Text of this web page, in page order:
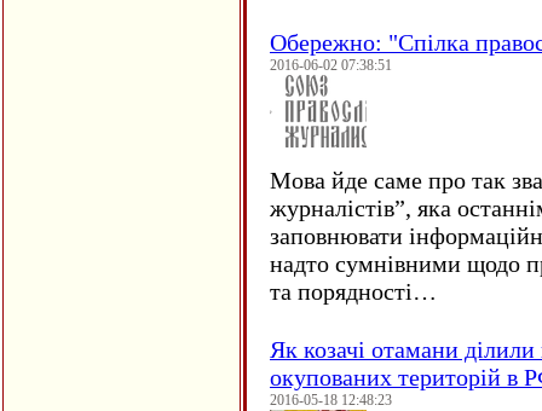
Обережно: "Спілка
2016-06-02 07:38:51
Мова йде саме про так
журналістів”, яка
заповнювати
надто сумнівними щодо
та порядності…
Як козачі отамани
окупованих територій в
2016-05-18 12:48:23